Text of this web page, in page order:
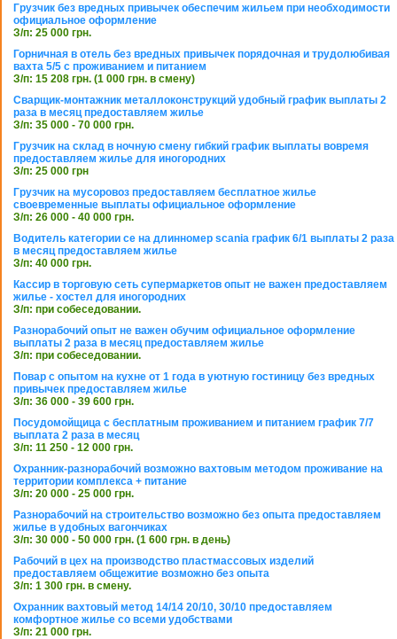
Грузчик без вредных привычек обеспечим жильем при необходимости
официальное оформление
З/п: 25 000 грн.
Горничная в отель без вредных привычек порядочная и трудолюбивая
вахта 5/5 с проживанием и питанием
З/п: 15 208 грн. (1 000 грн. в смену)
Сварщик-монтажник металлоконструкций удобный график выплаты 2
раза в месяц предоставляем жилье
З/п: 35 000 - 70 000 грн.
Грузчик на склад в ночную смену гибкий график выплаты вовремя
предоставляем жилье для иногородних
З/п: 25 000 грн
Грузчик на мусоровоз предоставляем бесплатное жилье
своевременные выплаты официальное оформление
З/п: 26 000 - 40 000 грн.
Водитель категории се на длинномер scania график 6/1 выплаты 2 раза
в месяц предоставляем жилье
З/п: 40 000 грн.
Кассир в торговую сеть супермаркетов опыт не важен предоставляем
жилье - хостел для иногородних
З/п: при собеседовании.
Разнорабочий опыт не важен обучим официальное оформление
выплаты 2 раза в месяц предоставляем жилье
З/п: при собеседовании.
Повар с опытом на кухне от 1 года в уютную гостиницу без вредных
привычек предоставляем жилье
З/п: 36 000 - 39 600 грн.
Посудомойщица с бесплатным проживанием и питанием график 7/7
выплата 2 раза в месяц
З/п: 11 250 - 12 000 грн.
Охранник-разнорабочий возможно вахтовым методом проживание на
территории комплекса + питание
З/п: 20 000 - 25 000 грн.
Разнорабочий на строительство возможно без опыта предоставляем
жилье в удобных вагончиках
З/п: 30 000 - 50 000 грн. (1 600 грн. в день)
Рабочий в цех на производство пластмассовых изделий
предоставляем общежитие возможно без опыта
З/п: 1 300 грн. в смену.
Охранник вахтовый метод 14/14 20/10, 30/10 предоставляем
комфортное жилье со всеми удобствами
З/п: 21 000 грн.